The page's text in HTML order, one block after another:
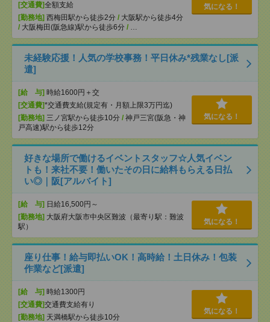
[交通費]全額支給
[勤務地] 西梅田駅から徒歩2分 / 大阪駅から徒歩4分
/ 大阪梅田(阪急線)駅から徒歩6分 / …
気になる！
未経験応援！人気の学校事務！平日休み*残業なし[派
遣]
[給 与] 時給1600円＋交
[交通費]*交通費支給(規定有・月額上限3万円迄)
[勤務地] 三ノ宮駅から徒歩10分 / 神戸三宮(阪急・神
戸高速)駅から徒歩12分
気になる！
好きな場所で働けるイベントスタッフ☆人気イベン
トも！来社不要！働いたその日に給料もらえる日払
い◎｜阪[アルバイト]
[給 与] 日給16,500円～
[勤務地] 大阪府大阪市中央区難波（最寄り駅：難波
駅）
気になる！
座り仕事！給与即払いOK！高時給！土日休み！包装
作業など[派遣]
[給 与] 時給1300円
[交通費]交通費支給有り
[勤務地] 天満橋駅から徒歩10分
気になる！